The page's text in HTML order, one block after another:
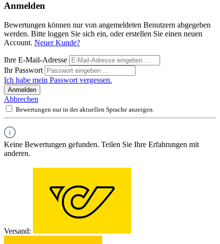
Anmelden
Bewertungen können nur von angemeldeten Benutzern abgegeben
werden. Bitte loggen Sie sich ein, oder erstellen Sie einen neuen
Account. Neuer Kunde?
Ihre E-Mail-Adresse
Ihr Passwort
Ich habe mein Passwort vergessen.
Anmelden
Abbrechen
Bewertungen nur in der aktuellen Sprache anzeigen.
Keine Bewertungen gefunden. Teilen Sie Ihre Erfahrungen mit
anderen.
Versand: